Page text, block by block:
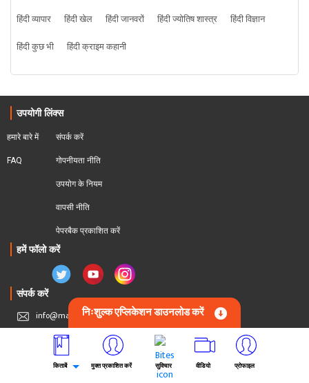
हिंदी व्यापार
हिंदी खेल हिंदी जानवरों हिंदी ज्योतिष शास्त्र
हिंदी विज्ञान
हिंदी कुछ भी
हिंदी क्राइम कहानी
उपयोगी लिंक्स
हमारे बारे में
FAQ
संपर्क करें
गोपनीयता नीति
उपयोग के नियम
वापसी नीति
पेपरबैक प्रकाशित करें
हमें फॉलो करें
संपर्क करें
info@matrubharti.com
Download On App Store Download On Play Store
निःशुल्क एप्लिकेशन डाउनलोड करें
किताबें मुक्त प्रकाशित करें सुविचार वीडियो प्रोफाइल